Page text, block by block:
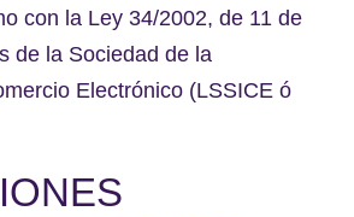
con la Ley 34/2002, de 11 de
de la Sociedad de la
Electrónico (LSSICE ó